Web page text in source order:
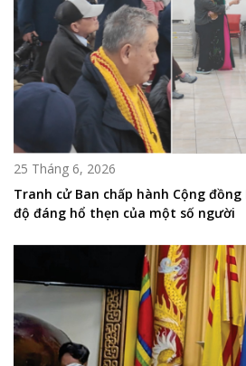
25 Tháng 6, 2026
Tranh cử Ban chấp hành Cộng
độ đáng hổ thẹn của một số người